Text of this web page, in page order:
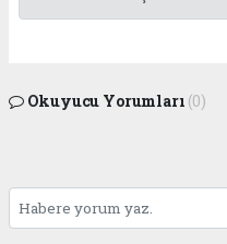
Okuyucu Yorumları (0)